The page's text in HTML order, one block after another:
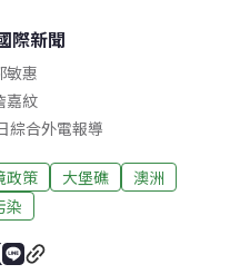
際新聞
敏惠
嘉紋
綜合外電報導
政策 大堡礁
澳洲
染